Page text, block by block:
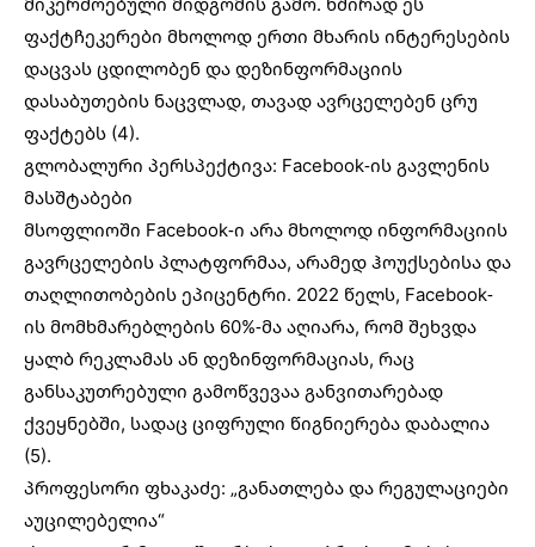
ფაქტჩეკერები მხოლოდ ერთი მხარის ინტერესების
დაცვას ცდილობენ და დეზინფორმაციის
დასაბუთების ნაცვლად, თავად ავრცელებენ ცრუ
ფაქტებს (4).
გლობალური პერსპექტივა: Facebook-ის გავლენის
მასშტაბები
მსოფლიოში Facebook-ი არა მხოლოდ ინფორმაციის
გავრცელების პლატფორმაა, არამედ ჰოუქსებისა და
თაღლითობების ეპიცენტრი. 2022 წელს, Facebook-
ის მომხმარებლების 60%-მა აღიარა, რომ შეხვდა
ყალბ რეკლამას ან დეზინფორმაციას, რაც
განსაკუთრებული გამოწვევაა განვითარებად
ქვეყნებში, სადაც ციფრული წიგნიერება დაბალია
(5).
პროფესორი ფხაკაძე: „განათლება და რეგულაციები
აუცილებელია“